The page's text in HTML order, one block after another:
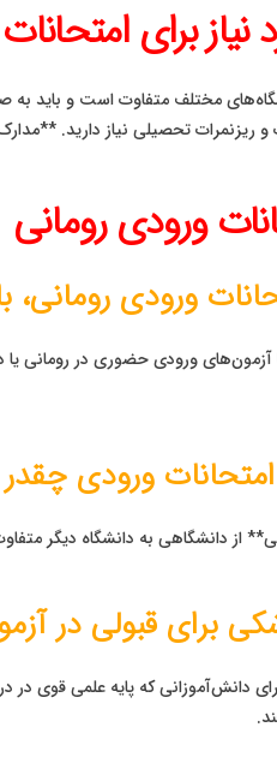
برای
و ریزنمرات تحصیلی نیاز دارید.
ورودی رومانی
آزمون‌های ورودی حضوری در رومانی یا
از دانشگاهی به دانشگاه دیگر
دانش‌آموزانی که پایه علمی